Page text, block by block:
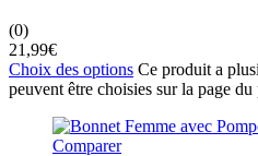
(0)
21,99€
Choix des options Ce produit a
peuvent être choisies sur la page
Comparer